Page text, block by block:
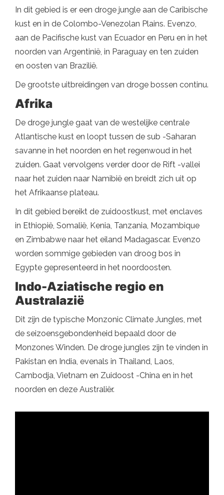
In dit gebied is er een droge jungle aan de Caribische
kust en in de Colombo-Venezolan Plains. Evenzo,
aan de Pacifische kust van Ecuador en Peru en in het
noorden van Argentinië, in Paraguay en ten zuiden
en oosten van Brazilië.
De grootste uitbreidingen van droge bossen continu.
Afrika
De droge jungle gaat van de westelijke centrale
Atlantische kust en loopt tussen de sub -Saharan
savanne in het noorden en het regenwoud in het
zuiden. Gaat vervolgens verder door de Rift -vallei
naar het zuiden naar Namibië en breidt zich uit op
het Afrikaanse plateau.
In dit gebied bereikt de zuidoostkust, met enclaves
in Ethiopië, Somalië, Kenia, Tanzania, Mozambique
en Zimbabwe naar het eiland Madagascar. Evenzo
worden sommige gebieden van droog bos in
Egypte gepresenteerd in het noordoosten.
Indo-Aziatische regio en
Australazië
Dit zijn de typische Monzonic Climate Jungles, met
de seizoensgebondenheid bepaald door de
Monzones Winden. De droge jungles zijn te vinden in
Pakistan en India, evenals in Thailand, Laos,
Cambodja, Vietnam en Zuidoost -China en in het
noorden en deze Australiër.